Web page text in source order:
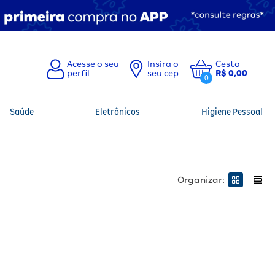
Insira o
seu cep
0
Cesta
R$ 0,00
Saúde Eletrônicos Higiene Pessoal
Organizar: